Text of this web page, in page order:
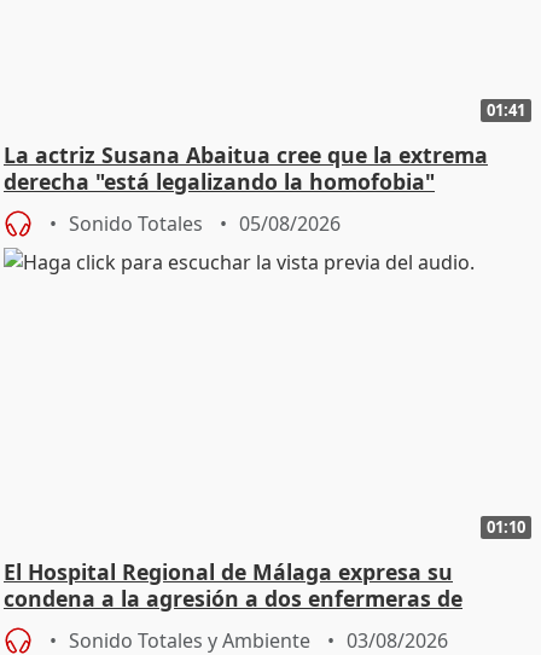
01:41
La actriz Susana Abaitua cree que la extrema
derecha "está legalizando la homofobia"
Sonido Totales 05/08/2026
01:10
El Hospital Regional de Málaga expresa su
condena a la agresión a dos enfermeras de
Urgencias
Sonido Totales y Ambiente 03/08/2026